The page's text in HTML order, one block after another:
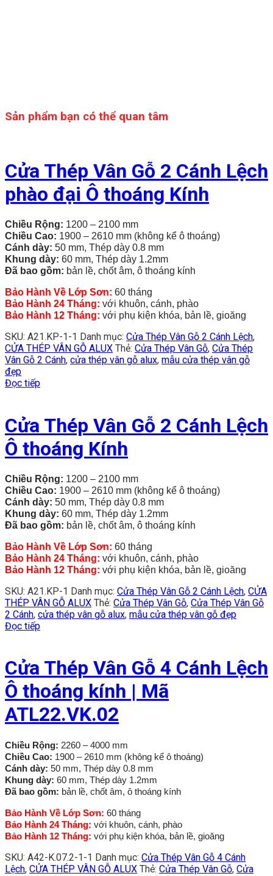
Sản phẩm bạn có thể quan tâm
Cửa Thép Vân Gỗ 2 Cánh Lệch
phào đại Ô thoáng Kính
Chiều Rộng: 1200 – 2100 mm
Chiều Cao: 1900 – 2610 mm (không kể ô thoáng)
Cánh dày: 50 mm, Thép dày 0.8 mm
Khung dày: 60 mm, Thép dày 1.2mm
Đã bao gồm: bản lề, chốt âm, ô thoáng kính
Bảo Hành Về Lớp Sơn: 60 tháng
Bảo Hành 24 Tháng: với khuôn, cánh, phào
Bảo Hành 12 Tháng: với phụ kiện khóa, bản lề, gioăng
SKU: A21.KP-1-1 Danh mục: Cửa Thép Vân Gỗ 2 Cánh Lệch,
CỬA THÉP VÂN GỖ ALUX Thẻ: Cửa Thép Vân Gỗ, Cửa Thép
Vân Gỗ 2 Cánh, cửa thép vân gỗ alux, mẫu cửa thép vân gỗ
đẹp
Đọc tiếp
Cửa Thép Vân Gỗ 2 Cánh Lệch
Ô thoáng Kính
Chiều Rộng: 1200 – 2100 mm
Chiều Cao: 1900 – 2610 mm (không kể ô thoáng)
Cánh dày: 50 mm, Thép dày 0.8 mm
Khung dày: 60 mm, Thép dày 1.2mm
Đã bao gồm: bản lề, chốt âm, ô thoáng kính
Bảo Hành Về Lớp Sơn: 60 tháng
Bảo Hành 24 Tháng: với khuôn, cánh, phào
Bảo Hành 12 Tháng: với phụ kiện khóa, bản lề, gioăng
SKU: A21.KP-1 Danh mục: Cửa Thép Vân Gỗ 2 Cánh Lệch, CỬA
THÉP VÂN GỖ ALUX Thẻ: Cửa Thép Vân Gỗ, Cửa Thép Vân Gỗ
2 Cánh, cửa thép vân gỗ alux, mẫu cửa thép vân gỗ đẹp
Đọc tiếp
Cửa Thép Vân Gỗ 4 Cánh Lệch
Ô thoáng kính | Mã
ATL22.VK.02
Chiều Rộng: 2260 – 4000 mm
Chiều Cao: 1900 – 2610 mm (không kể ô thoáng)
Cánh dày: 50 mm, Thép dày 0.8 mm
Khung dày: 60 mm, Thép dày 1.2mm
Đã bao gồm: bản lề, chốt âm, ô thoáng kính
Bảo Hành Về Lớp Sơn: 60 tháng
Bảo Hành 24 Tháng: với khuôn, cánh, phào
Bảo Hành 12 Tháng: với phụ kiện khóa, bản lề, gioăng
SKU: A42-K.07.2-1-1 Danh mục: Cửa Thép Vân Gỗ 4 Cánh
Lệch, CỬA THÉP VÂN GỖ ALUX Thẻ: Cửa Thép Vân Gỗ, Cửa